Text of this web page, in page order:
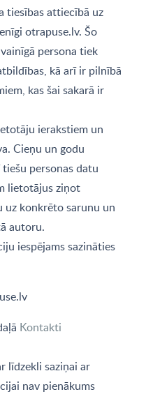
tiesības attiecībā uz
otrapuse.lv. Šo
persona tiek
kā arī ir pilnībā
kas šai sakarā ir
ierakstiem un
Cieņu un godu
personas datu
lietotājus ziņot
konkrēto sarunu un
autoru.
iespējams sazināties
Kontakti
līdzekli saziņai ar
nav pienākums